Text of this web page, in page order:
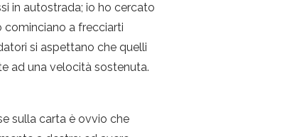
in autostrada; io ho cercato
cominciano a frecciarti
si aspettano che quelli
ad una velocità sostenuta.
sulla carta è ovvio che